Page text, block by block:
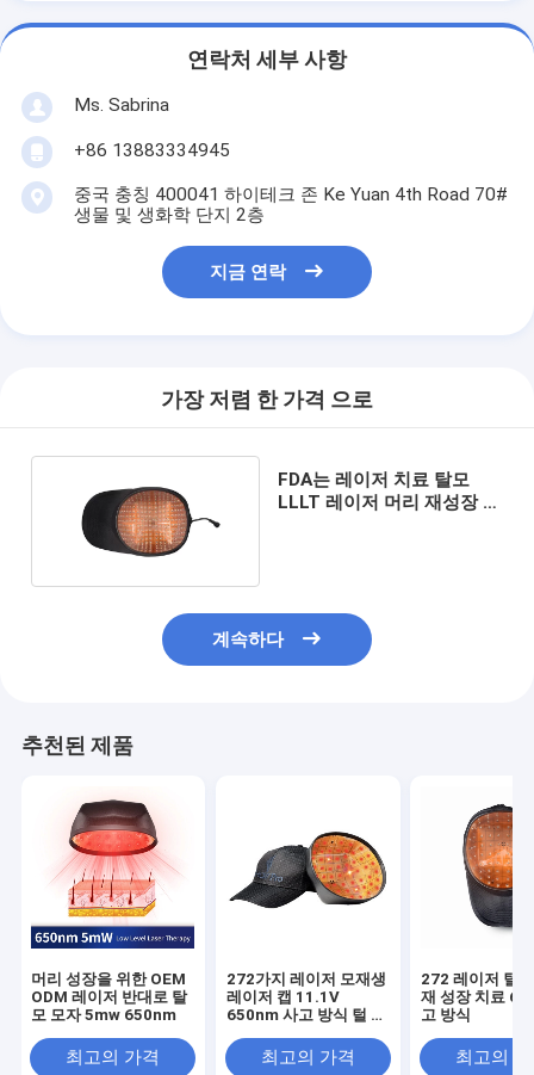
연락처 세부 사항
Ms. Sabrina
+86 13883334945
중국 충칭 400041 하이테크 존 Ke Yuan 4th Road 70#
생물 및 생화학 단지 2층
지금 연락
가장 저렴 한 가격 으로
FDA는 레이저 치료 탈모
LLLT 레이저 머리 재성장 모
계속하다
추천된 제품
머리 성장을 위한 OEM
ODM 레이저 반대로 탈
모 모자 5mw 650nm
최고의 가격
272가지 레이저 모재생
레이저 캡 11.1V
650nm 사고 방식 털 손
최고의 가격
272 레이저 털
재 성장 치료
고 방식
최고의